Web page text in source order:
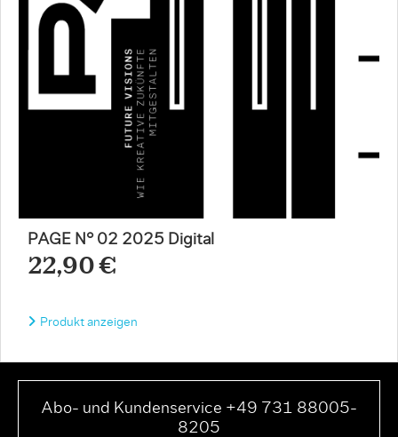
PAGE N° 02 2025 Digital
22,90 €
Produkt anzeigen
Abo- und Kundenservice +49 731 88005-
8205